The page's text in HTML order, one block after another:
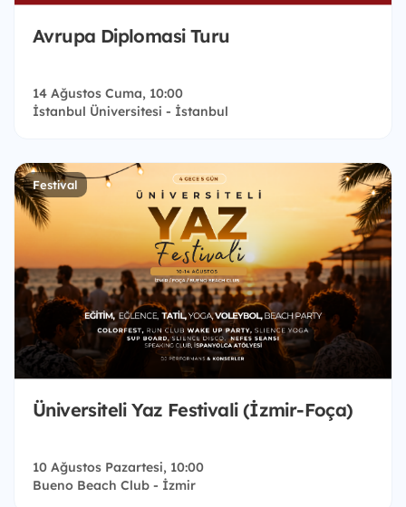
Avrupa Diplomasi Turu
14 Ağustos Cuma, 10:00
İstanbul Üniversitesi - İstanbul
Festival
Üniversiteli Yaz Festivali (İzmir-Foça)
10 Ağustos Pazartesi, 10:00
Bueno Beach Club - İzmir